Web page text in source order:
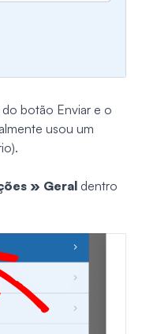
botão Enviar e o
usou um
» Geral dentro